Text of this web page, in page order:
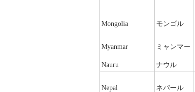
Mongolia モンゴル
Myanmar ミャンマー
Nauru ナウル
Nepal ネパール